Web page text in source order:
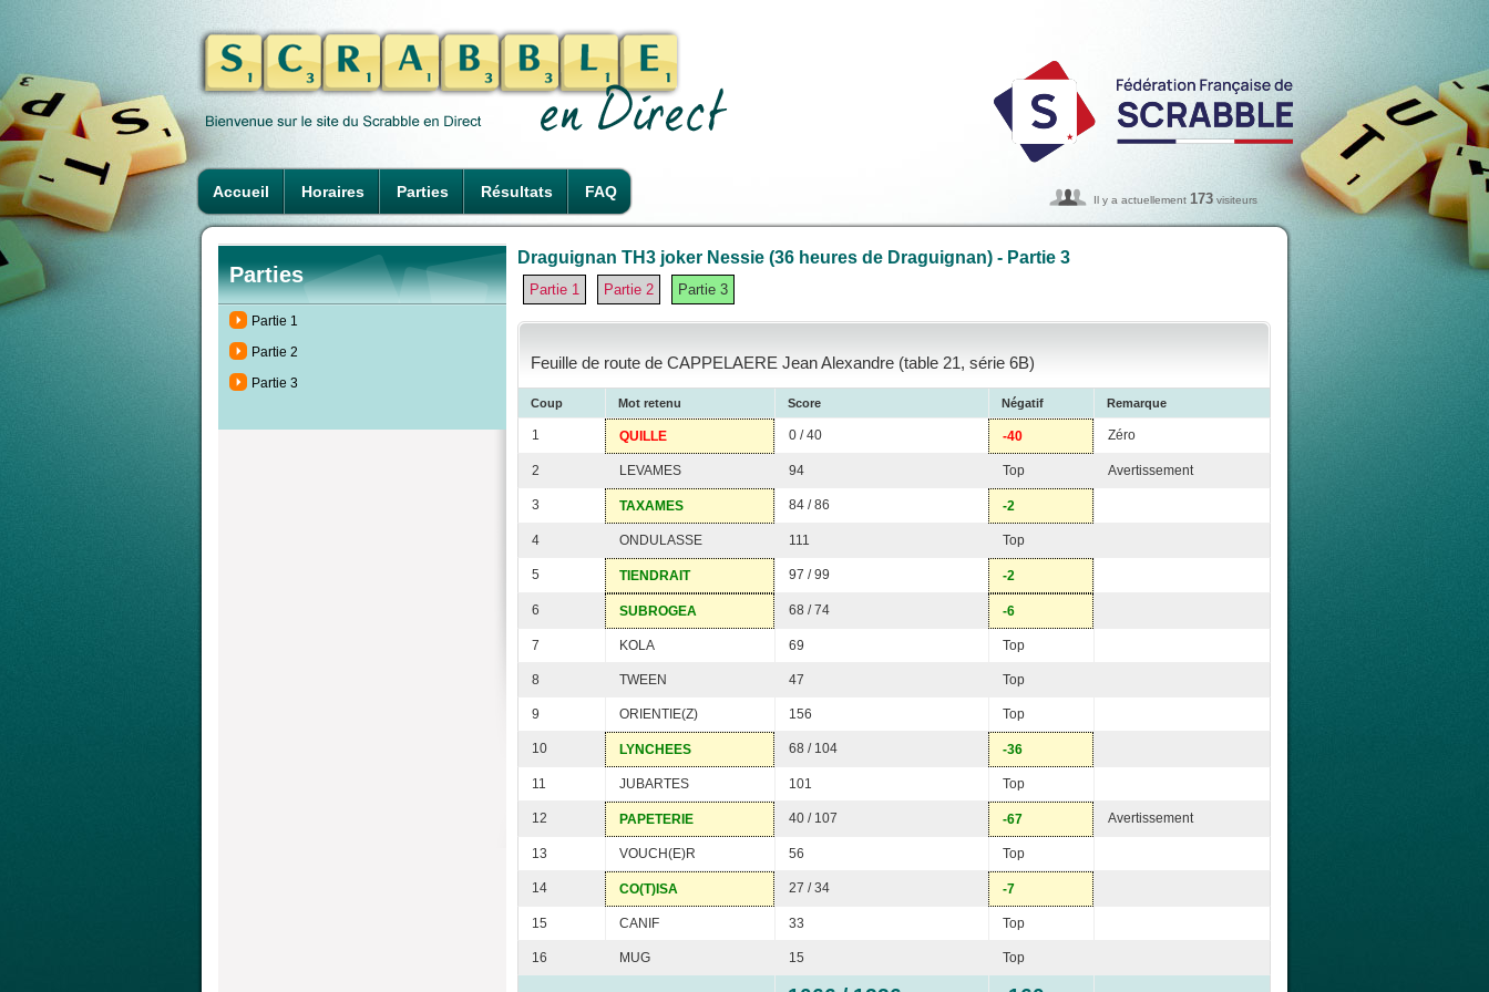
Accueil Horaires Parties Résultats FAQ Il y a actuellement 173 visiteurs
Parties
Partie 1
Partie 2
Partie 3
Draguignan TH3 joker Nessie (36 heures de Draguignan) - Partie 3
Partie 1 Partie 2 Partie 3
Feuille de route de CAPPELAERE Jean Alexandre (table 21, série 6B)
Coup Mot retenu Score Négatif Remarque
1 QUILLE 0 / 40 -40 Zéro
2 LEVAMES 94 Top Avertissement
3 TAXAMES 84 / 86 -2
4 ONDULASSE 111 Top
5 TIENDRAIT 97 / 99 -2
6 SUBROGEA 68 / 74 -6
7 KOLA 69 Top
8 TWEEN 47 Top
9 ORIENTIE(Z) 156 Top
10 LYNCHEES 68 / 104 -36
11 JUBARTES 101 Top
12 PAPETERIE 40 / 107 -67 Avertissement
13 VOUCH(E)R 56 Top
14 CO(T)ISA 27 / 34 -7
15 CANIF 33 Top
16 MUG 15 Top